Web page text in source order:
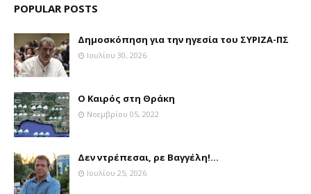
POPULAR POSTS
Δημοσκόπηση για την ηγεσία του ΣΥΡΙΖΑ-ΠΣ
Ιουλίου 30, 2026
Ο Καιρός στη Θράκη
Νοεμβρίου 05, 2022
Δεν ντρέπεσαι, ρε Βαγγέλη!...
Ιουλίου 25, 2026